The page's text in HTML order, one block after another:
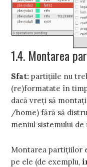
1.4. Montarea
Sfat: partiţiile nu
(re)formatate în
dacă vreţi să
/home) fără să
meniul sistemului
Montarea partiţiilor
pe ele (de exemplu,